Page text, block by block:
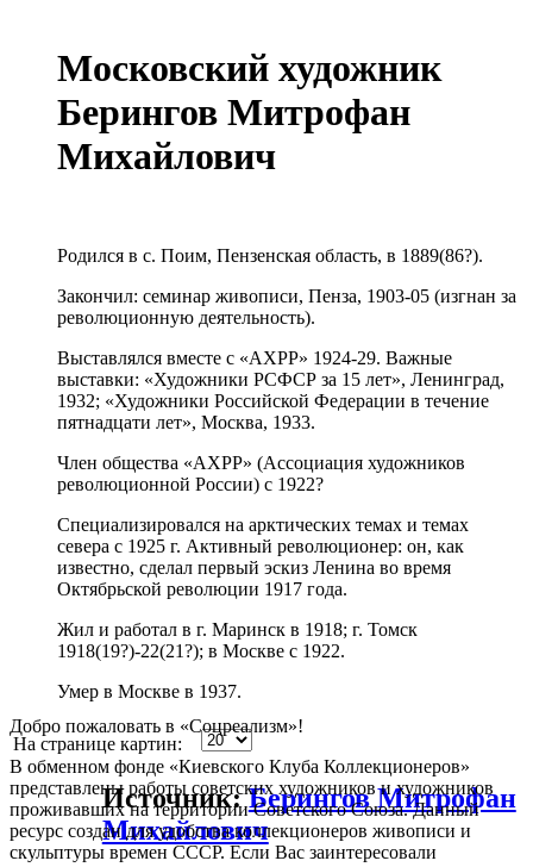
Московский художник
Берингов Митрофан
Михайлович
Родился в с. Поим, Пензенская область, в 1889(86?).
Закончил: семинар живописи, Пенза, 1903-05 (изгнан за
революционную деятельность).
Выставлялся вместе с «АХРР» 1924-29. Важные
выставки: «Художники РСФСР за 15 лет», Ленинград,
1932; «Художники Российской Федерации в течение
пятнадцати лет», Москва, 1933.
Член общества «АХРР» (Ассоциация художников
революционной России) с 1922?
Специализировался на арктических темах и темах
севера с 1925 г. Активный революционер: он, как
известно, сделал первый эскиз Ленина во время
Октябрьской революции 1917 года.
Жил и работал в г. Маринск в 1918; г. Томск
1918(19?)-22(21?); в Москве с 1922.
Умер в Москве в 1937.
На странице картин:
Источник:Берингов Митрофан
Михайлович
Добро пожаловать в «Соцреализм»!
В обменном фонде «Киевского Клуба Коллекционеров»
представлены работы советских художников и художников
проживавших на территории Советского Союза. Данный
ресурс создан для удобства коллекционеров живописи и
скульптуры времен СССР. Если Вас заинтересовали